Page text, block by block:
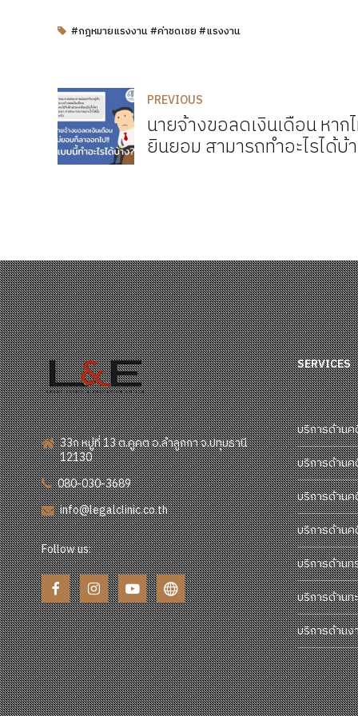
#กฎหมายแรงงาน #ค่าชดเชย #แรงงาน
PREVIOUS
นายจ้างขอลดเงินเดือน หาก
ยินยอม สามารถทำอะไรได้บ้
33ก หมู่ที่ 13 ต.คูคต อ.ลำลูกกา จ.ปทุมธานี
12130
080-030-3689
info@legalclinic.co.th
Follow us:
SERVICES
บริการด้าน
บริการด้าน
บริการด้าน
บริการด้าน
บริการด้าน
บริการด้านท
บริการด้าน